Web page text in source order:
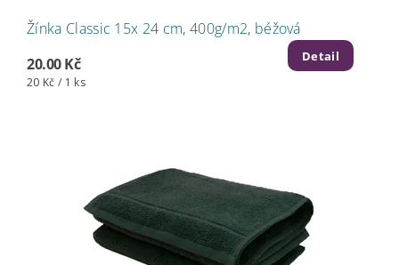
Žínka Classic 15x 24 cm, 400g/m2, béžová
20.00 Kč
20 Kč / 1 ks
Detail